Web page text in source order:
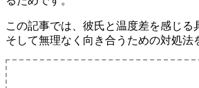
この記事では、彼氏と温度差を感じる
そして無理なく向き合うための対処法